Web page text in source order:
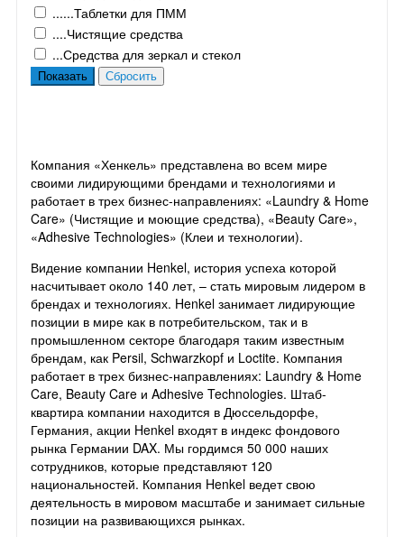
......Таблетки для ПММ
....Чистящие средства
...Средства для зеркал и стекол
Компания «Хенкель» представлена во всем мире
своими лидирующими брендами и технологиями и
работает в трех бизнес-направлениях: «Laundry & Home
Care» (Чистящие и моющие средства), «Beauty Care»,
«Adhesive Technologies» (Клеи и технологии).
Видение компании Henkel, история успеха которой
насчитывает около 140 лет, – стать мировым лидером в
брендах и технологиях. Henkel занимает лидирующие
позиции в мире как в потребительском, так и в
промышленном секторе благодаря таким известным
брендам, как Persil, Schwarzkopf и Loctite. Компания
работает в трех бизнес-направлениях: Laundry & Home
Care, Beauty Care и Adhesive Technologies. Штаб-
квартира компании находится в Дюссельдорфе,
Германия, акции Henkel входят в индекс фондового
рынка Германии DAX. Мы гордимся 50 000 наших
сотрудников, которые представляют 120
национальностей. Компания Henkel ведет свою
деятельность в мировом масштабе и занимает сильные
позиции на развивающихся рынках.